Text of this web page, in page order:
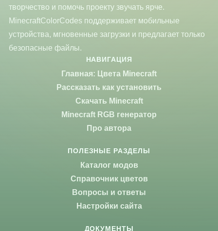
творчество и помочь проекту звучать ярче.
MinecraftColorCodes поддерживает мобильные
устройства, мгновенные загрузки и предлагает только
безопасные файлы.
НАВИГАЦИЯ
Главная: Цвета Minecraft
Рассказать как установить
Скачать Minecraft
Minecraft RGB генератор
Про автора
ПОЛЕЗНЫЕ РАЗДЕЛЫ
Каталог модов
Справочник цветов
Вопросы и ответы
Настройки сайта
ДОКУМЕНТЫ